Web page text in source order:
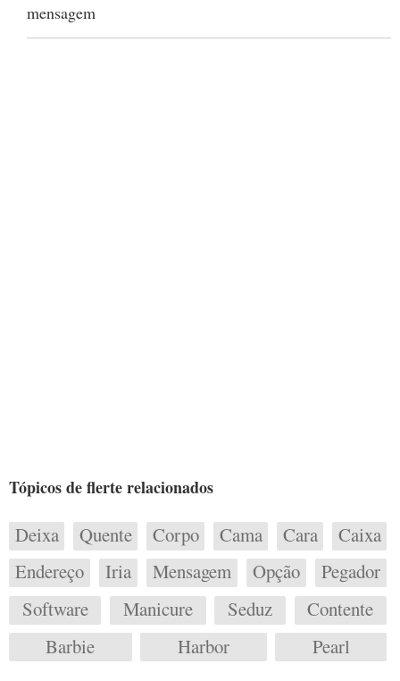
mensagem
Tópicos de flerte relacionados
Deixa Quente Corpo Cama Cara
Caixa
Endereço
Iria Mensagem Opção
Pegador
Software
Manicure Seduz
Contente
Barbie
Harbor Pearl